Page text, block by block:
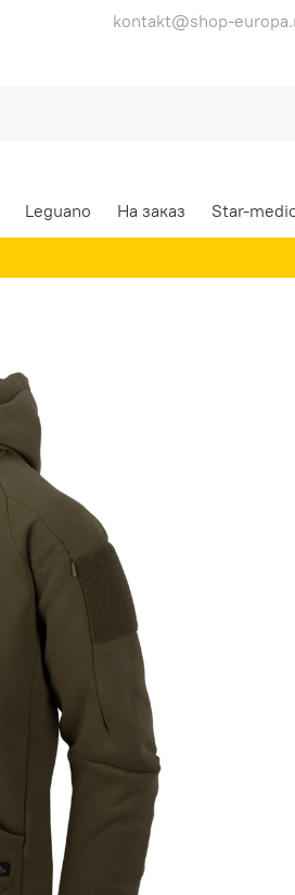
kontakt@shop-
Leguano На заказ Star-